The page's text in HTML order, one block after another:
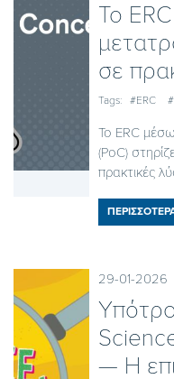
Το
σε
Tags: #ERC
Το ERC
(PoC)
πρακτικές
29-01-2026
— Η